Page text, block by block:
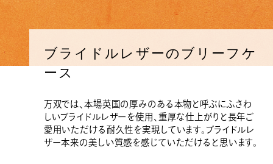
ブライドルレザーのブリーフケ
ース
万双では、本場英国の厚みのある本物と呼ぶにふさわ
しいブライドルレザーを使用、重厚な仕上がりと長年ご
愛用いただける耐久性を実現しています。ブライドルレ
ザー本来の美しい質感を感じていただけると思います。